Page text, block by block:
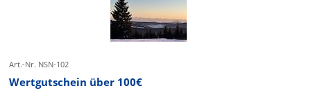
Art.-Nr. NSN-102
Wertgutschein über 100€